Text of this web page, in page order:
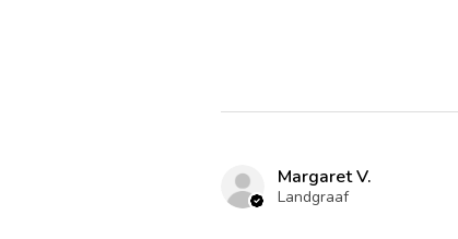
Margaret V.
Landgraaf